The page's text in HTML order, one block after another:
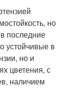
но
последние
устойчивые в
но и
цветения, с
наличием